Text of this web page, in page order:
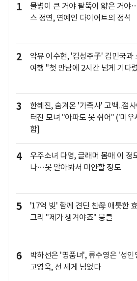
1
물병이 큰 거야 팔뚝이 얇은 거야
스 정연, 연예인 다이어트의 정석
2
악뮤 이수현, '김성주子' 김민국과
여행 "첫 만남에 2시간 넘게 기다
3
한혜진, 숨겨온 '가족사' 고백..점
터진 모녀 "아파도 못 쉬어" ('미
합]
4
우주소녀 다영, 글래머 몸매 이 정
나…못 알아봐서 미안할 정도
5
'17억 빚' 함께 견딘 친母 애틋한
그리 "제가 챙겨야죠" 뭉클
6
박하선은 '명품녀', 류수영은 '성
고영욱, 선 세게 넘었다